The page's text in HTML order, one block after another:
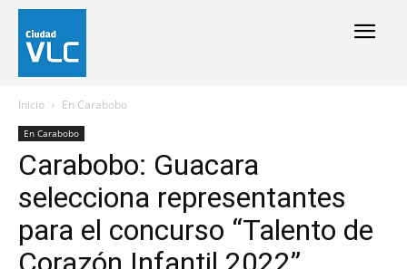
Inicio En Carabobo
En Carabobo
Carabobo: Guacara
selecciona representantes
para el concurso “Talento de